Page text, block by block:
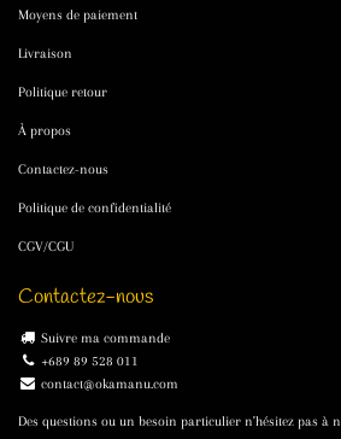
Moyens de paiement
Livraison
Politique retour
À propos
Contactez-nous
Politique de confidentialité
CGV/CGU
Contactez-nous
Suivre ma commande
+689 89 528 011
contact@okamanu.com
Des questions ou un besoin particulier n'hésitez pas à